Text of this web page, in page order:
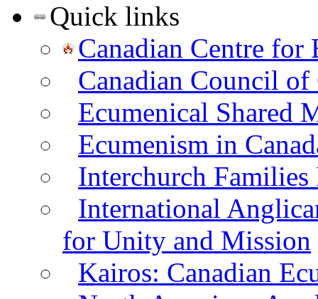
Quick links
Canadian Centre for
Canadian Council of
Ecumenical Shared
Ecumenism in
Interchurch
International
for Unity and Mission
Kairos: Canadian